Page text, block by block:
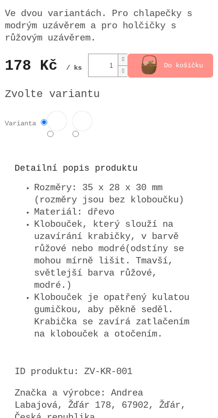
Ve dvou variantách. Pro chlapečky s
modrým uzávěrem a pro holčičky s
růžovým uzávěrem.
178 Kč
/ ks
cena:
Do košíčku
Zvolte variantu
Varianta
Detailní popis produktu
Rozměry: 35 x 28 x 30 mm
(rozměry jsou bez kloboučku)
Materiál: dřevo
Klobouček, který slouží na
uzavírání krabičky, v barvě
růžové nebo modré(odstíny se
mohou mírně lišit. Tmavší,
světlejší barva růžové,
modré.)
Klobouček je opatřený kulatou
gumičkou, aby pěkně seděl.
Krabička se zavírá zatlačením
na klobouček a otočením.
ID produktu: ZV-KR-001
Značka a výrobce: Andrea
Labajová, Žďár 178, 67902, Žďár,